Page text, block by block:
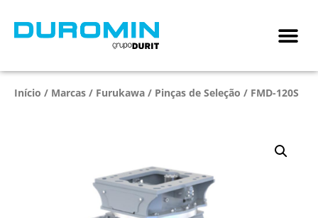
Início / Marcas / Furukawa / Pinças de Seleção / FMD-120S